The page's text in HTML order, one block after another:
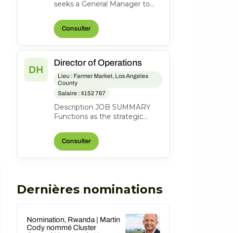
seeks a General Manager to
profitability through revenue
grow...
Consulter
DH
Director of Operations
Lieu : Farmer Market, Los Angeles
County
Salaire : $152 767
Description JOB SUMMARY
Functions as the strategic
property's Hotel Operations.
Areas of respo...
Consulter
Dernières nominations
Nomination, Rwanda | Martin
Cody nommé Cluster